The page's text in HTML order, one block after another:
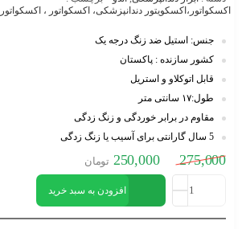
اکسکواتور،اکسکویتور دندانپزشکی، اکسکواتور ، اکسکواتور ۱۷ سانت
جنس: استیل ضد زنگ درجه یک
کشور سازنده : پاکستان
قابل اتوکلاو و استریل
طول:۱۷ سانتی متر
مقاوم در برابر خوردگی و زنگ زدگی
5 سال گارانتی برای آسیب یا زنگ زدگی
275,000
250,000 تومان
افزودن به سبد خرید